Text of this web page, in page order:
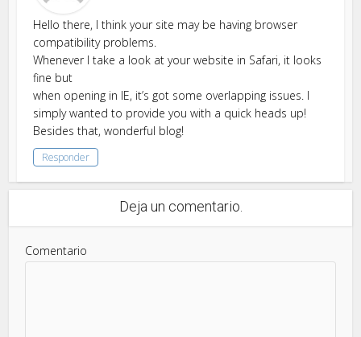
Hello there, I think your site may be having browser
compatibility problems.
Whenever I take a look at your website in Safari, it looks
fine but
when opening in IE, it’s got some overlapping issues. I
simply wanted to provide you with a quick heads up!
Besides that, wonderful blog!
Responder
Deja un comentario.
Comentario